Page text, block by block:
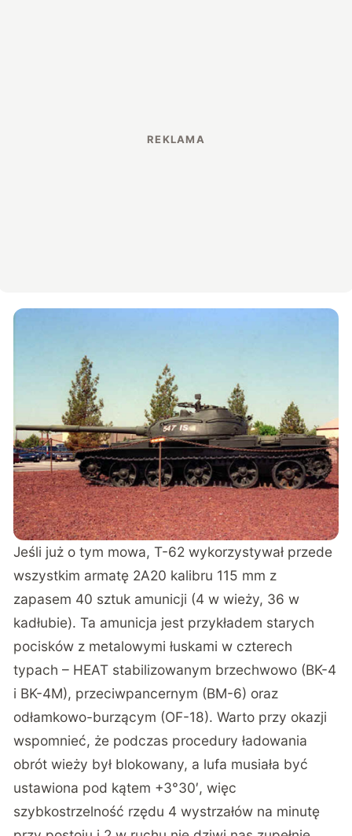
Jeśli już o tym mowa, T-62 wykorzystywał przede
wszystkim armatę 2A20 kalibru 115 mm z
zapasem 40 sztuk amunicji (4 w wieży, 36 w
kadłubie). Ta amunicja jest przykładem starych
pocisków z metalowymi łuskami w czterech
typach – HEAT stabilizowanym brzechwowo (BK-4
i BK-4M), przeciwpancernym (BM-6) oraz
odłamkowo-burzącym (OF-18). Warto przy okazji
wspomnieć, że podczas procedury ładowania
obrót wieży był blokowany, a lufa musiała być
ustawiona pod kątem +3°30′, więc
szybkostrzelność rzędu 4 wystrzałów na minutę